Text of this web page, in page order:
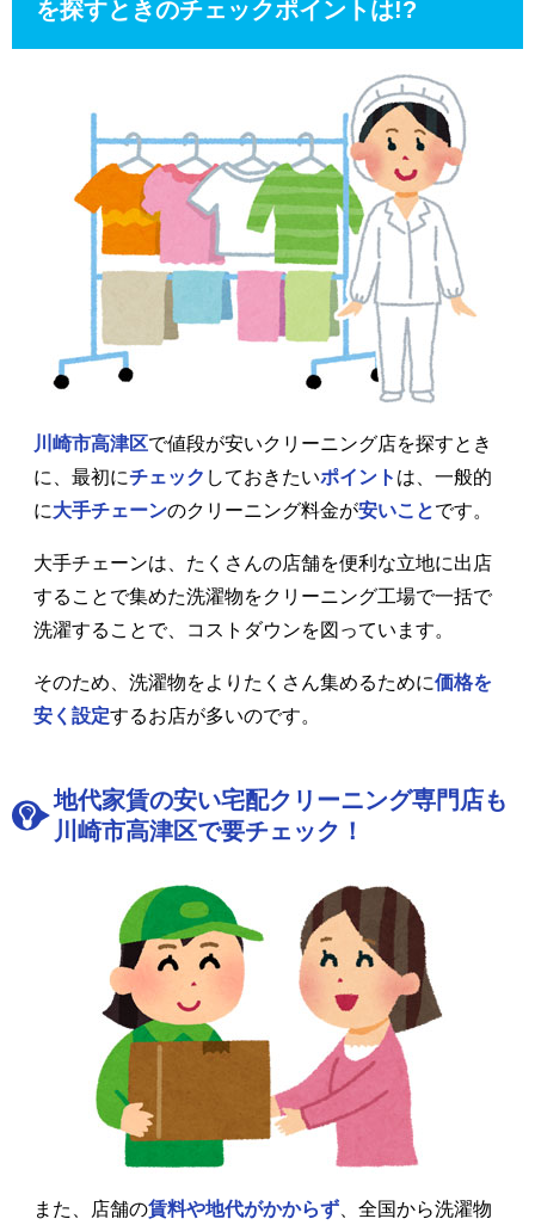
を探すときのチェックポイントは!?
川崎市高津区で値段が安いクリーニング店を探すとき
に、最初にチェック しておきたいポイント は、一般的
に大手チェーンのクリーニング料金が安いことです。
大手チェーンは、たくさんの店舗を便利な立地に出店
することで集めた洗濯物をクリーニング工場で一括で
洗濯することで、コストダウンを図っています。
そのため、洗濯物をよりたくさん集めるために価格を
安く設定するお店が多いのです。
地代家賃の安い宅配クリーニング専門店も
川崎市高津区で要チェック！
また、店舗の賃料や地代がかからず 、全国から洗濯物